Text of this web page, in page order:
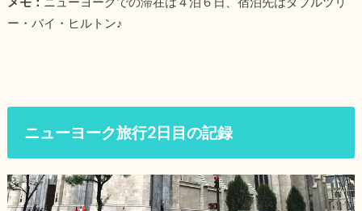
ー・バイ・ヒルトン♪
ニューヨーク旅行2日目の記録